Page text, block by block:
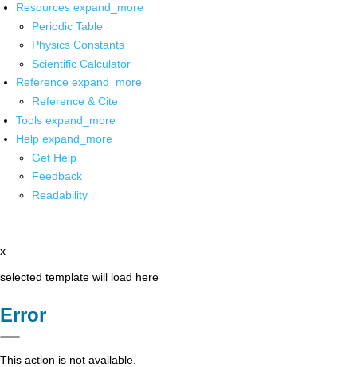
Resources expand_more
Periodic Table
Physics Constants
Scientific Calculator
Reference expand_more
Reference & Cite
Tools expand_more
Help expand_more
Get Help
Feedback
Readability
x
selected template will load here
Error
This action is not available.